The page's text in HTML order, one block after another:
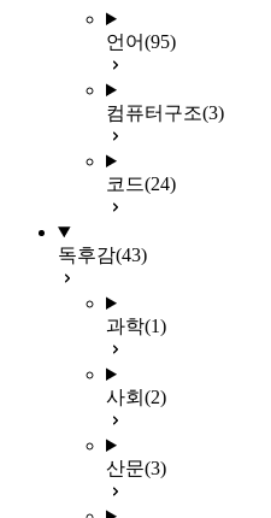
언어(95)
컴퓨터구조(3)
코드(24)
독후감(43)
과학(1)
사회 (2)
산문(3)